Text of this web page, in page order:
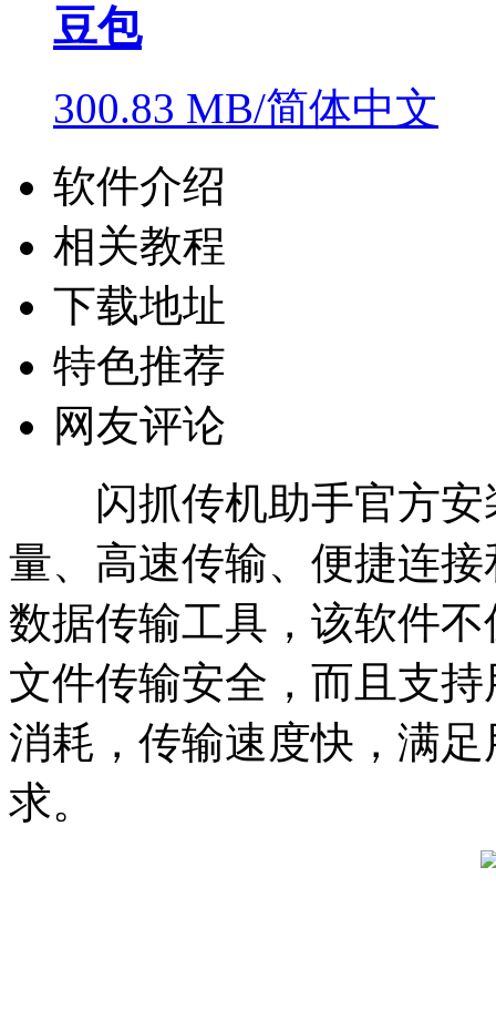
豆包
300.83 MB/简体中文
软件介绍
相关教程
下载地址
特色推荐
网友评论
闪抓传机助手官方安
量、高速传输、便捷连
数据传输工具，该软件
文件传输安全，而且支
消耗，传输速度快，满
求。